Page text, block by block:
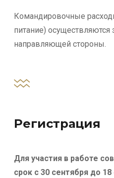
Командировочные
питание) осуществляются
направляющей стороны.
Регистрация
Для участия в работе
срок с 30 сентября до